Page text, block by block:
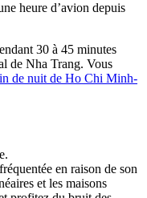
heure d’avion depuis
30 à 45 minutes
de Nha Trang. Vous
de nuit de Ho Chi Minh-
en raison de son
et les maisons